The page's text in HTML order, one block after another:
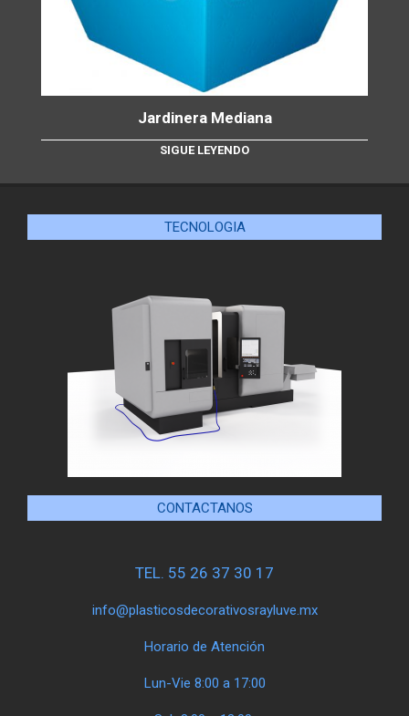
Jardinera Mediana
SIGUE LEYENDO
TECNOLOGIA
CONTACTANOS
TEL. 55 26 37 30 17
info@plasticosdecorativosrayluve.mx
Horario de Atención
Lun-Vie 8:00 a 17:00